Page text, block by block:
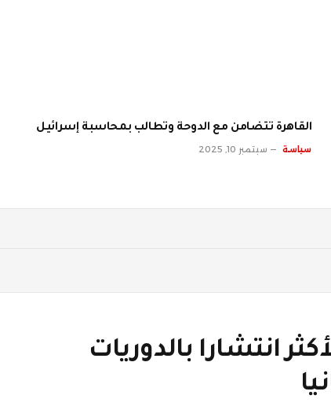
القاهرة تتضامن مع الدوحة وتطالب بمحاسبة إسرائيل
سياسة سبتمبر 10, 2025
انتشارا بالدوريات